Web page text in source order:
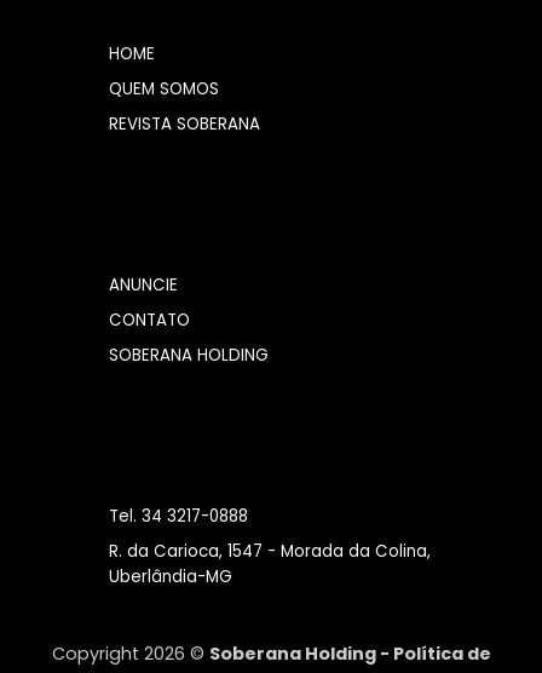
HOME
QUEM SOMOS
REVISTA SOBERANA
ANUNCIE
CONTATO
SOBERANA HOLDING
Tel. 34 3217-0888
R. da Carioca, 1547 - Morada da Colina,
Uberlândia-MG
Copyright 2026 © Soberana Holding - Política de